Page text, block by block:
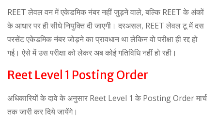
REET लेवल वन में एकेडमिक नंबर नहीं जुड़ने वाले, बल्कि REET के अंकों
के आधार पर ही सीधे नियुक्ति दी जाएगी। दरअसल, REET लेवल टू में दस
परसेंट एकेडमिक नंबर जोड़ने का प्रावधान था लेकिन वो परीक्षा ही रद्द हो
गई। ऐसे में उस परीक्षा को लेकर अब कोई गतिविधि नहीं हो रही।
Reet Level 1 Posting Order
अधिकारियों के दावे के अनुसार Reet Level 1 के Posting Order मार्च
तक जारी कर दिये जायेंगे।